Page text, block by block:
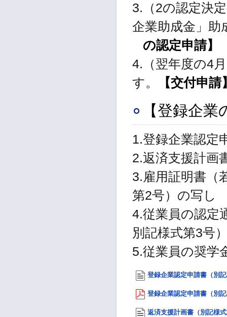
3.（2の認定決
企業助成金」助
の認定申請】
4.（翌年度の4
す。
【交付申請
【登録企
1.登録企業認定
2.返済支援計画
3.雇用証明書（
第2号）の写し
4.従業員の認定
別記様式第3号
5.従業員の奨学
登録企業認定申請書（別
登録企業認定申請書（別
返済支援計画書（別記様